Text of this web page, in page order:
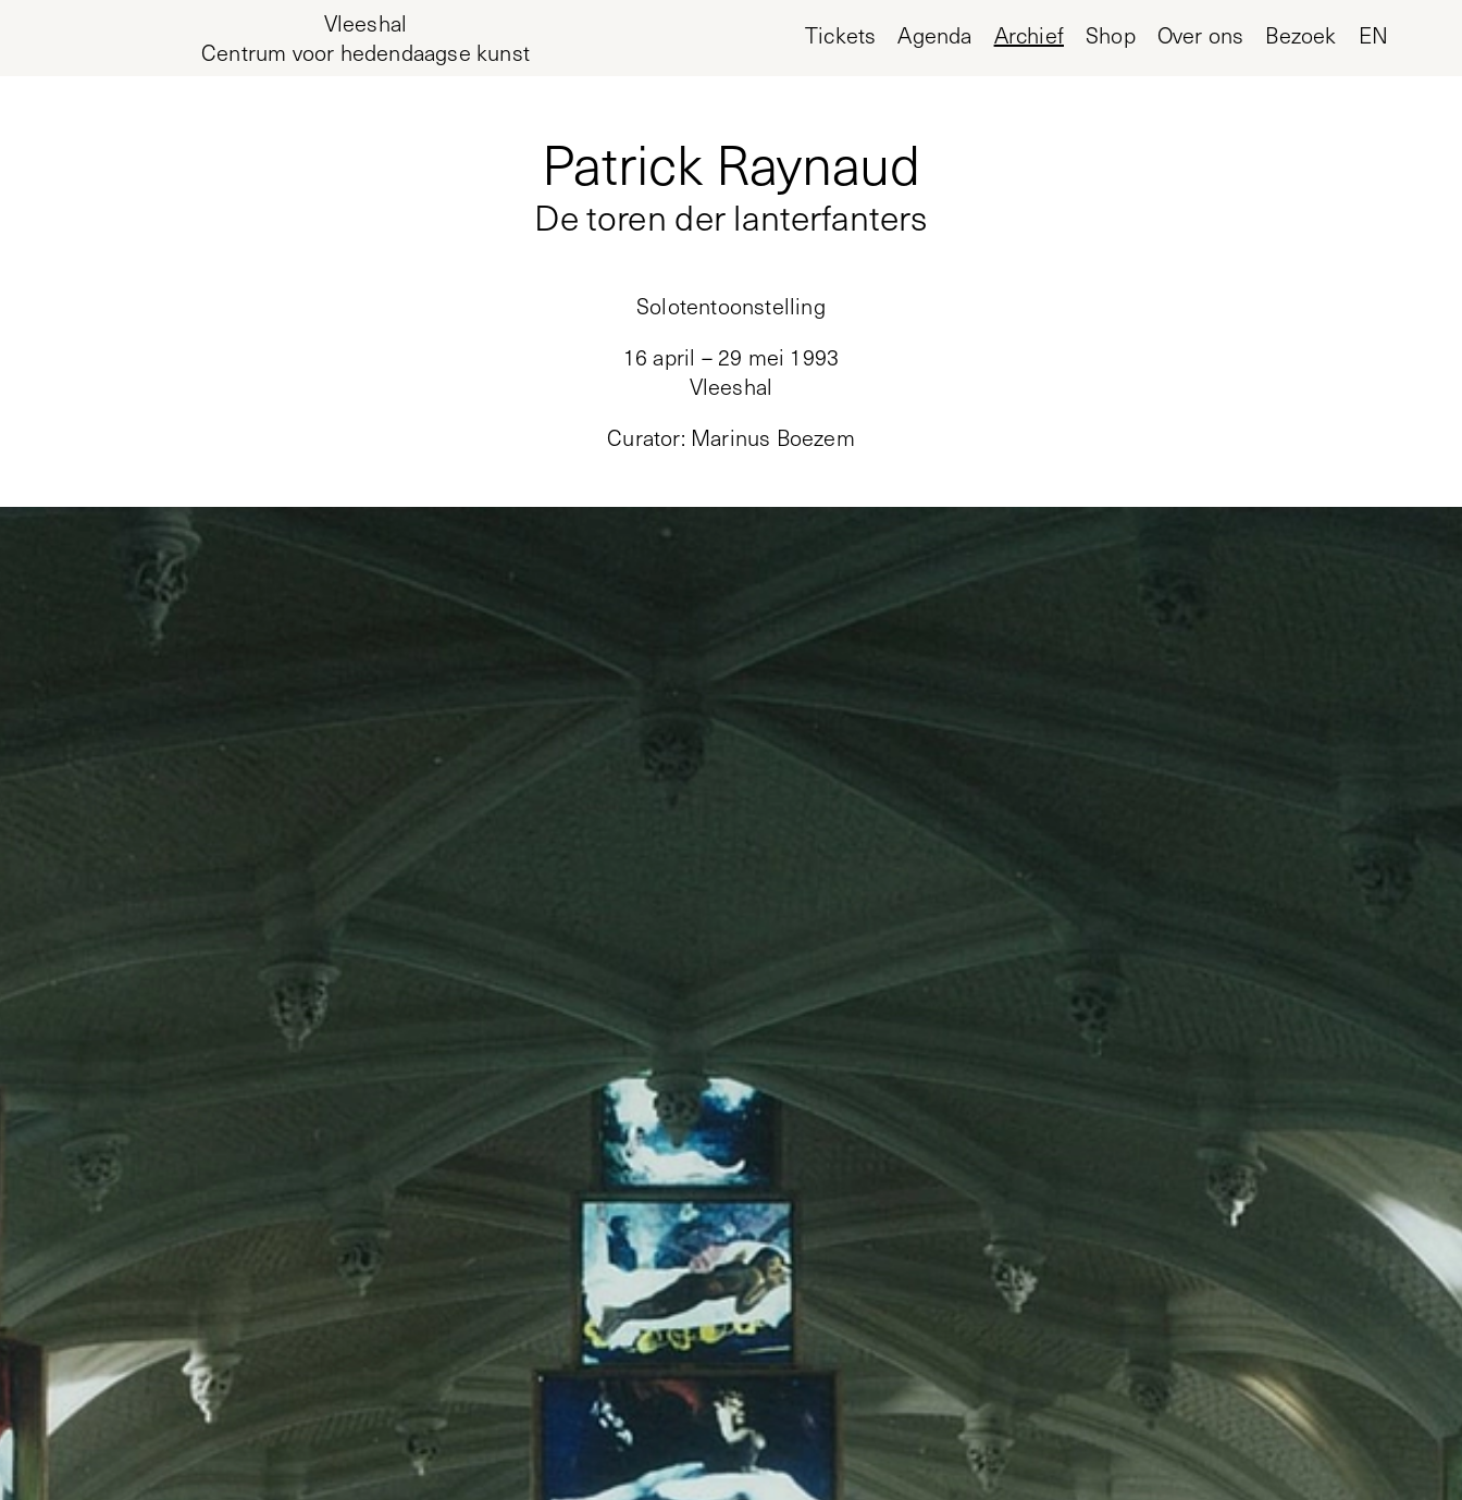
Vleeshal
Centrum voor hedendaagse kunst
Tickets Agenda Archief Shop Over ons Bezoek EN
De toren der lanterfanters
Patrick Raynaud
Solotentoonstelling
16 april – 29 mei 1993
Vleeshal
Curator: Marinus Boezem